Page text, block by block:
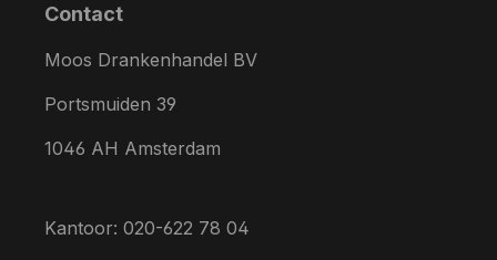
Contact
Moos Drankenhandel BV
Portsmuiden 39
1046 AH Amsterdam
Kantoor: 020-622 78 04